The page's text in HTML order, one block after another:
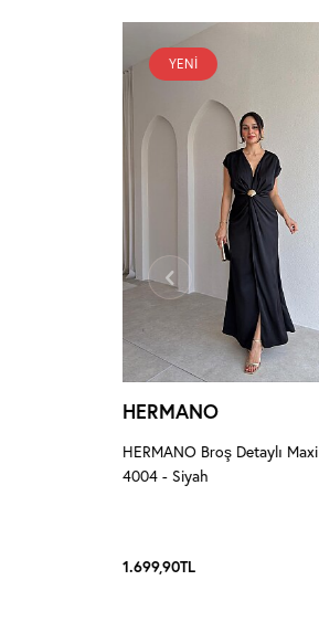
YENI
HERMANO
HERMANO Broş Detaylı
4004 - Siyah
1.699,90TL